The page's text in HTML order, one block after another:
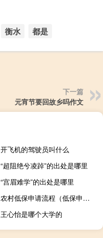
衡水 都是
下一篇
元宵节要回故乡吗作文
开飞机的驾驶员叫什么
“超阻绝兮凌踔”的出处是哪里
“宫眉难学”的出处是哪里
农村低保申请流程（低保申请流程）
王心怡是哪个大学的